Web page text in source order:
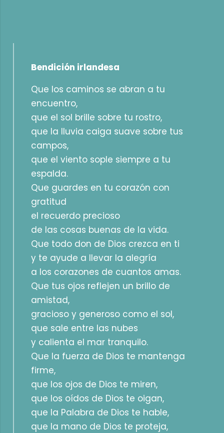
Bendición irlandesa
Que los caminos se abran a tu
encuentro,
que el sol brille sobre tu rostro,
que la lluvia caiga suave sobre tus
campos,
que el viento sople siempre a tu
espalda.
Que guardes en tu corazón con
gratitud
el recuerdo precioso
de las cosas buenas de la vida.
Que todo don de Dios crezca en ti
y te ayude a llevar la alegría
a los corazones de cuantos amas.
Que tus ojos reflejen un brillo de
amistad,
gracioso y generoso como el sol,
que sale entre las nubes
y calienta el mar tranquilo.
Que la fuerza de Dios te mantenga
firme,
que los ojos de Dios te miren,
que los oídos de Dios te oigan,
que la Palabra de Dios te hable,
que la mano de Dios te proteja,